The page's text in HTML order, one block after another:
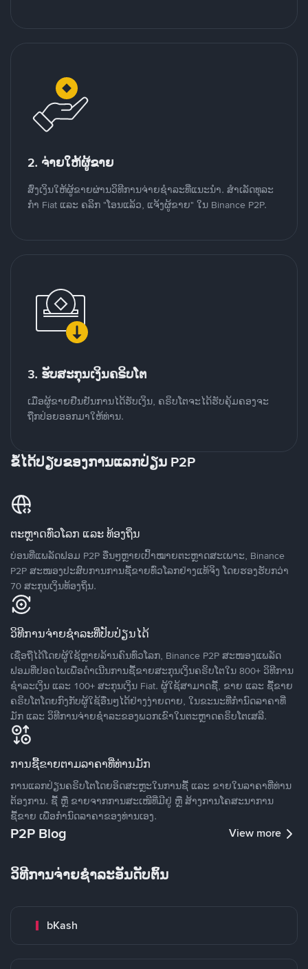
2. ຈ່າຍໃຫ້ຜູ້ຂາຍ
ສົ່ງເງິນໃຫ້ຜູ້ຂາຍຜ່ານວິທີການຈ່າຍຊຳລະທີ່ແນະນໍາ. ສໍາເລັດທຸລະ
ກໍາ Fiat ແລະ ຄລິກ "ໂອນແລ້ວ, ແຈ້ງຜູ້ຂາຍ" ໃນ Binance P2P.
3. ຮັບສະກຸນເງິນຄຣິບໂຕ
ເມື່ອຜູ້ຂາຍຢືນຢັນການໄດ້ຮັບເງິນ, ຄຣິບໂຕຈະໄດ້ຮັບຄຸ້ມຄອງຈະ
ຖືກປ່ອຍອອກມາໃຫ້ທ່ານ.
ຂໍ້ໄດ້ປຽບຂອງການແລກປ່ຽນ P2P
ຕະຫຼາດທົ່ວໂລກ ແລະ ທ້ອງຖິ່ນ
ບ່ອນທີ່ແພລັດຟອມ P2P ອື່ນໆຫຼາຍເປົ້າໝາຍຕະຫຼາດສະເພາະ, Binance
P2P ສະໜອງປະສົບການການຊື້ຂາຍທົ່ວໂລກຢ່າງແທ້ຈິງ ໂດຍຮອງຮັບກວ່າ
70 ສະກຸນເງິນທ້ອງຖິ່ນ.
ວິທີການຈ່າຍຊຳລະທີ່ປັບປ່ຽນໄດ້
ເຊື່ອຖືໄດ້ໂດຍຜູ້ໃຊ້ຫຼາຍລ້ານຄົນທົ່ວໂລກ, Binance P2P ສະໜອງແພລັດ
ຟອມທີ່ປອດໄພເພື່ອດໍາເນີນການຊື້ຂາຍສະກຸນເງິນຄຣິບໂຕໃນ 800+ ວິທີການ
ຊໍາລະເງິນ ແລະ 100+ ສະກຸນເງິນ Fiat. ຜູ້ໃຊ້ສາມາດຊື້, ຂາຍ ແລະ ຊື້ຂາຍ
ຄຣິບໂຕໂດຍກົງກັບຜູ້ໃຊ້ອື່ນໆໄດ້ຢ່າງງ່າຍດາຍ, ໃນຂະນະທີ່ກໍານົດລາຄາທີ່
ມັກ ແລະ ວິທີການຈ່າຍຊຳລະຂອງພວກເຂົາໃນຕະຫຼາດຄຣິບໂຕເສລີ.
ການຊື້ຂາຍຕາມລາຄາທີ່ທ່ານມັກ
ການແລກປ່ຽນຄຣິບໂຕໂດຍອິດສະຫຼະໃນການຊື້ ແລະ ຂາຍໃນລາຄາທີ່ທ່ານ
ຕ້ອງການ. ຊື້ ຫຼື ຂາຍຈາກການສະເໜີທີ່ມີຢູ່ ຫຼື ສ້າງການໂຄສະນາການ
ຊື້ຂາຍ ເພື່ອກໍານົດລາຄາຂອງທ່ານເອງ.
P2P Blog View more
ວິທີການຈ່າຍຊຳລະອັນດັບຕົ້ນ
bKash